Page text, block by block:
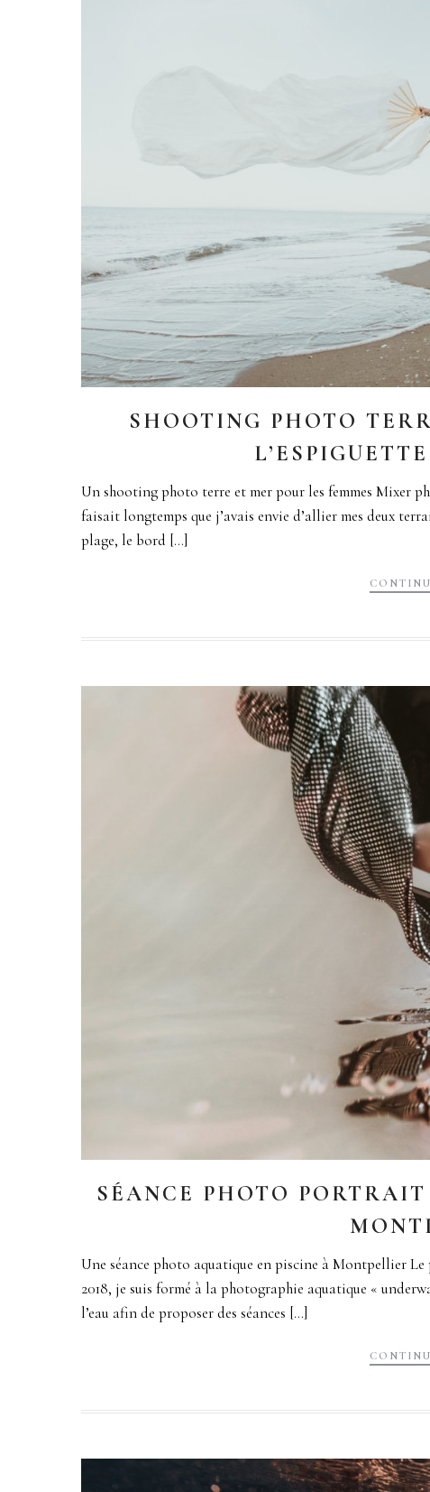
SHOOTING PHOTO
Un shooting photo terre et mer pour les femmes Mixer
faisait longtemps que j’avais envie d’allier mes deux
plage, le bord [...]
SÉANCE PHOTO
Une séance photo aquatique en piscine à Montpellier
2018, je suis formé à la photographie aquatique «
l’eau afin de proposer des séances [...]